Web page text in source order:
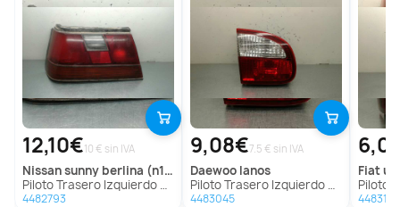
12,10€10 € sin IVA
nissansunny berlina (n14)
Piloto Trasero Izquierdo para Nissan Sunny Berlina (N14)
4482793
9,08€7.5 € sin IVA
daewoo lanos
Piloto Trasero Izquierdo para Daewoo Lanos
4483045
fiat
Piloto
4483135